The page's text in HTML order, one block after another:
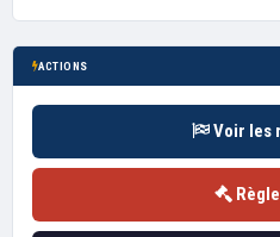
ACTIONS
Voir les